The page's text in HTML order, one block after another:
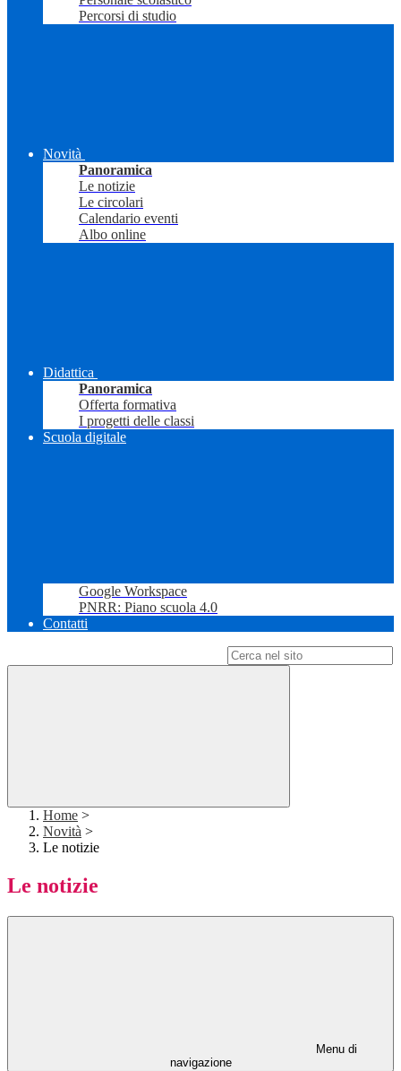
Percorsi di studio
Novità
Panoramica
Le notizie
Le circolari
Calendario eventi
Albo online
Didattica
Panoramica
Offerta formativa
I progetti delle classi
Scuola digitale
Google Workspace
PNRR: Piano scuola 4.0
Contatti
Home >
Novità >
Le notizie
Le notizie
Menu di
navigazione